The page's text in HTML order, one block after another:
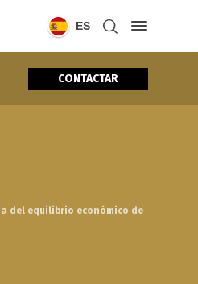
ES
CONTACTAR
del equilibrio económico de